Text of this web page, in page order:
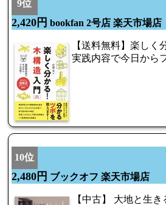
9位
2,420円 bookfan 2号店 楽天市場店
【送料無料】楽しく
実践内容で今日から
10位
2,480円 ブックオフ 楽天市場店
【中古】 大地と生